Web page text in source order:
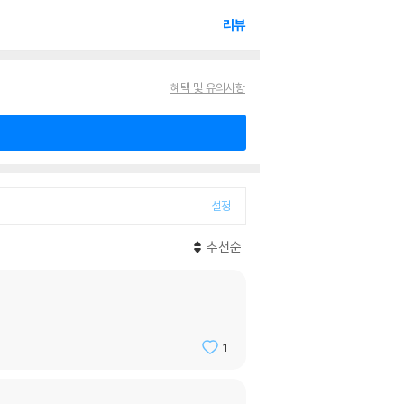
리뷰
혜택 및 유의사항
설정
추천순
1